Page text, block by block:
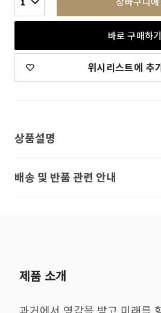
바로 구매하기
위시리스트에 추
상품설명
배송 및 반품 관련 안내
제품 소개